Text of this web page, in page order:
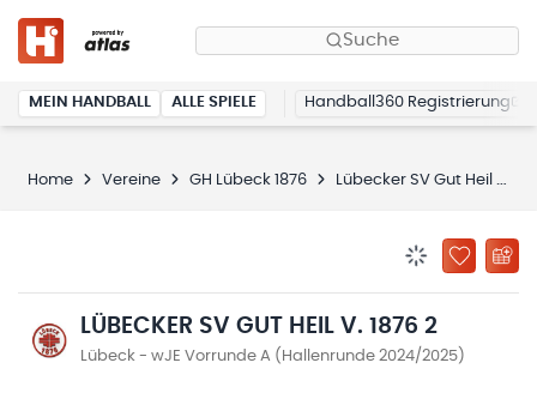
Suche
MEIN HANDBALL ALLE SPIELE Handball360 Registrierung
Home Vereine GH Lübeck 1876 Lübecker SV Gut Heil v. 1876 2
ZU
LÜBECKER SV GUT HEIL V. 1876 2
Lübeck - wJE Vorrunde A (Hallenrunde 2024/2025)